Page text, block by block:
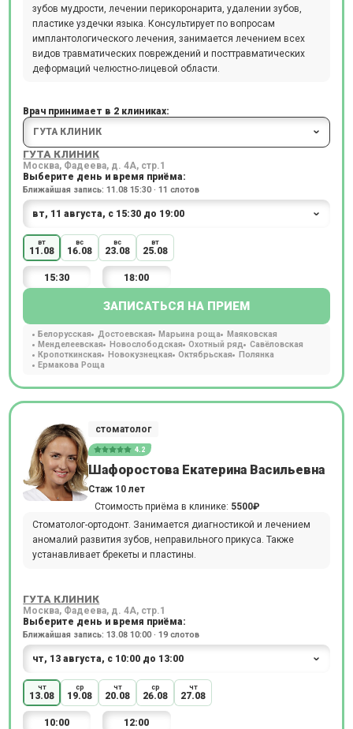
зубов мудрости, лечении перикоронарита, удалении зубов,
пластике уздечки языка. Консультирует по вопросам
имплантологического лечения, занимается лечением всех
видов травматических повреждений и посттравматических
деформаций челюстно-лицевой области.
Врач принимает в 2 клиниках:
ГУТА КЛИНИК
Москва, Фадеева, д. 4А, стр.1
Выберите день и время приёма:
Ближайшая запись: 11.08 15:30 · 11 слотов
вт
11.08
вс
16.08
вс
23.08
вт
25.08
15:30 18:00
ЗАПИСАТЬСЯ НА ПРИЕМ
Белорусская Достоевская Марьина роща
Маяковская
Менделеевская
Новослободская Охотный ряд
Савёловская
Кропоткинская
Новокузнецкая Октябрьская
Полянка
Ермакова Роща
стоматолог
4.2
Шафоростова Екатерина Васильевна
Стаж 10 лет
Стоимость приёма в клинике: 5500₽
Стоматолог-ортодонт. Занимается диагностикой и лечением
аномалий развития зубов, неправильного прикуса. Также
устанавливает брекеты и пластины.
ГУТА КЛИНИК
Москва, Фадеева, д. 4А, стр.1
Выберите день и время приёма:
Ближайшая запись: 13.08 10:00 · 19 слотов
чт
13.08
ср
19.08
чт
20.08
ср
26.08
чт
27.08
10:00 12:00